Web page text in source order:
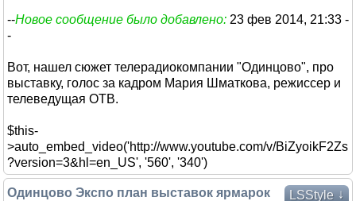
--Новое сообщение было добавлено: 23 фев 2014, 21:33 -
-
Вот, нашел сюжет телерадиокомпании "Одинцово", про
выставку, голос за кадром Мария Шматкова, режиссер и
телеведущая ОТВ.
$this-
>auto_embed_video('http://www.youtube.com/v/BiZyoikF2Zs
?version=3&hl=en_US', '560', '340')
LSStyle ↓
Одинцово Экспо план выставок ярмарок